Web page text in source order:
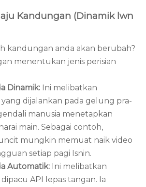
Kandungan (Dinamik lwn
kandungan anda akan berubah?
menentukan jenis perisian
Dinamik: Ini melibatkan
dijalankan pada gelung pra-
manusia menetapkan
main. Sebagai contoh,
mungkin memuat naik video
setiap pagi Isnin.
Automatik: Ini melibatkan
API lepas tangan. Ia